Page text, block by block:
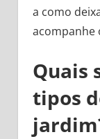
a como
acompanhe
Quais
tipos